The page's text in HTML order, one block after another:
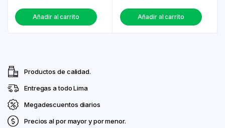
Añadir al carrito Añadir al carrito
Productos de calidad.
Entregas a todo Lima
Megadescuentos diarios
Precios al por mayor y por menor.